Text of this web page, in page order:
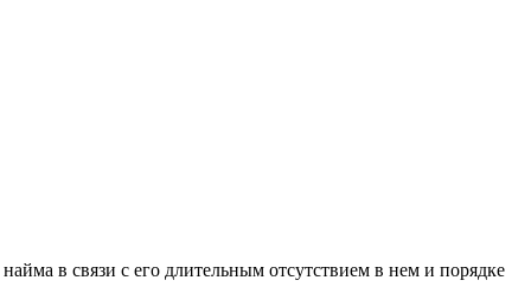
в связи с его длительным отсутствием в нем и порядке